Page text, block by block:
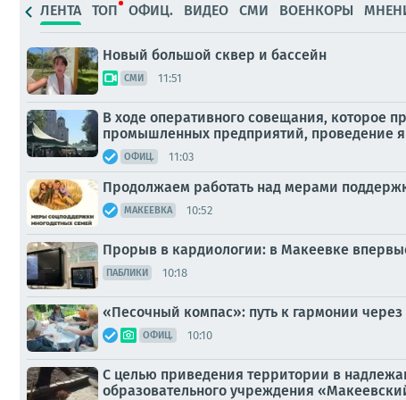
ЛЕНТА ТОП ОФИЦ. ВИДЕО СМИ ВОЕНКОРЫ
Новый большой сквер и бассейн
СМИ 11:51
В ходе оперативного совещания, которое
промышленных предприятий, проведение
ОФИЦ. 11:03
Продолжаем работать над мерами
МАКЕЕВКА 10:52
Прорыв в кардиологии: в Макеевке
ПАБЛИКИ 10:18
«Песочный компас»: путь к гармонии через
ОФИЦ. 10:10
С целью приведения территории в
образовательного учреждения